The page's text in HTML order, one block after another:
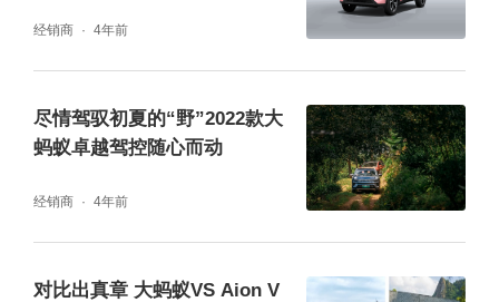
多重守护，才能带来十分安全。为更全面的保
护旅途安全，2022款大蚂蚁不仅配备了蜂巢式
核被动安全配置，同时还拥有包括ESC车身稳
经销商 4年前
尽情驾驭初夏的“野”2022款大
蚂蚁卓越驾控随心而动
经销商 4年前
对比出真章 大蚂蚁VS Aion V